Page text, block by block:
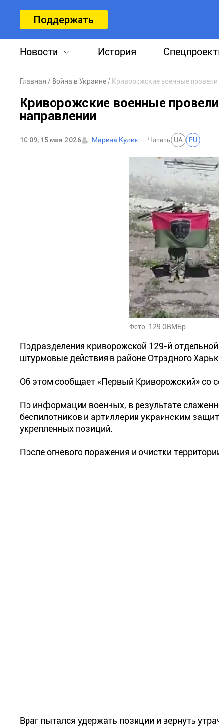
Поддержать
Новости История
Главная Война в Украине Криворожские военные
Криворожские военные
направлении
10:09, 15 мая 2026 Марина Кулик Читать UA RU
Фото: 129 ОВМБр
Подразделения криворожской 129-й
штурмовые действия в районе Отрадного
Об этом сообщает «Первый Криворожский» со
По информации военных, в результате
беспилотников и артиллерии украинским
укрепленных позиций.
После огневого поражения и очистки
Враг пытался удержать позиции и вернуть